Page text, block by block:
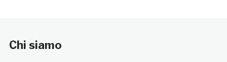
Chi siamo